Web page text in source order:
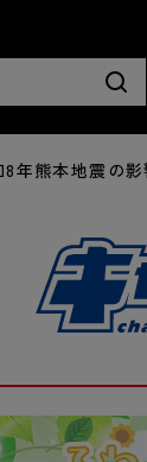
熊本地震の影